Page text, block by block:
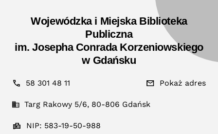
Wojewódzka i Miejska Biblioteka
Publiczna
im. Josepha Conrada Korzeniowskiego
w Gdańsku
58 301 48 11 Pokaż adres
Targ Rakowy 5/6, 80-806 Gdańsk
NIP: 583-19-50-988